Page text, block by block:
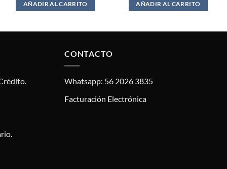
AÑADIR AL CARRITO AÑADIR AL CARRITO
CONTACTO
Whatsapp: 56 2026 3835
Facturación Electrónica